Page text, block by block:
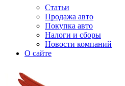
Статьи
Продажа авто
Покупка авто
Налоги и сборы
Новости компаний
О сайте